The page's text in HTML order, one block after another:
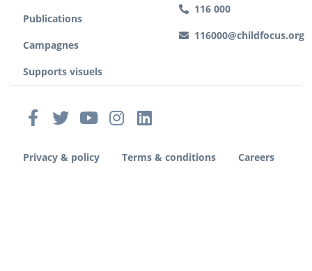
Publications
Campagnes
Supports visuels
116 000
116000@childfocus.org
Privacy & policy Terms & conditions Careers